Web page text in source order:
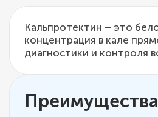
Кальпротектин – это
концентрация в кале
диагностики и контроля